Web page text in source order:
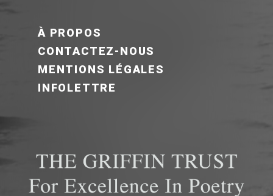
À PROPOS
CONTACTEZ-NOUS
MENTIONS LÉGALES
INFOLETTRE